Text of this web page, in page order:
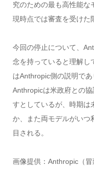
究のための最も高性能な
現時点では審査を受けた
今回の停止について、
念を持っていると理解し
はAnthropic側の説明であ
Anthropicは米政府との
すとしているが、時期は
か、また両モデルがいつ
目される。
画像提供：Anthropic（冒